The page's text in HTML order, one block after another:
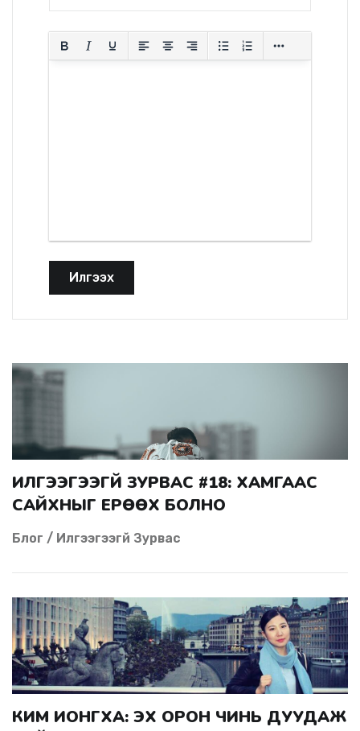
Илгээх
ИЛГЭЭГЭЭГҮЙ ЗУРВАС #18: ХАМГААС
САЙХНЫГ ЕРӨӨХ БОЛНО
Блог / Илгээгээгүй Зурвас
КИМ ИОНГХА: ЭХ ОРОН ЧИНЬ ДУУДАЖ